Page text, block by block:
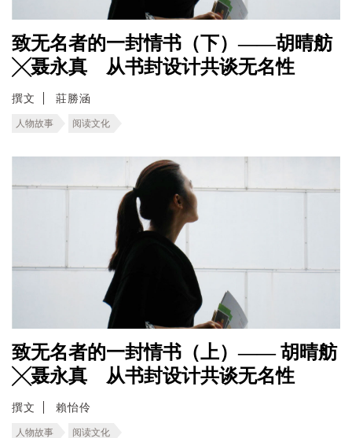
致无名者的一封情书（下）——胡晴舫
╳聂永真 从书封设计共谈无名性
撰文 莊勝涵
人物故事 阅读文化
致无名者的一封情书（上）—— 胡晴舫
╳聂永真 从书封设计共谈无名性
撰文 賴怡伶
人物故事 阅读文化